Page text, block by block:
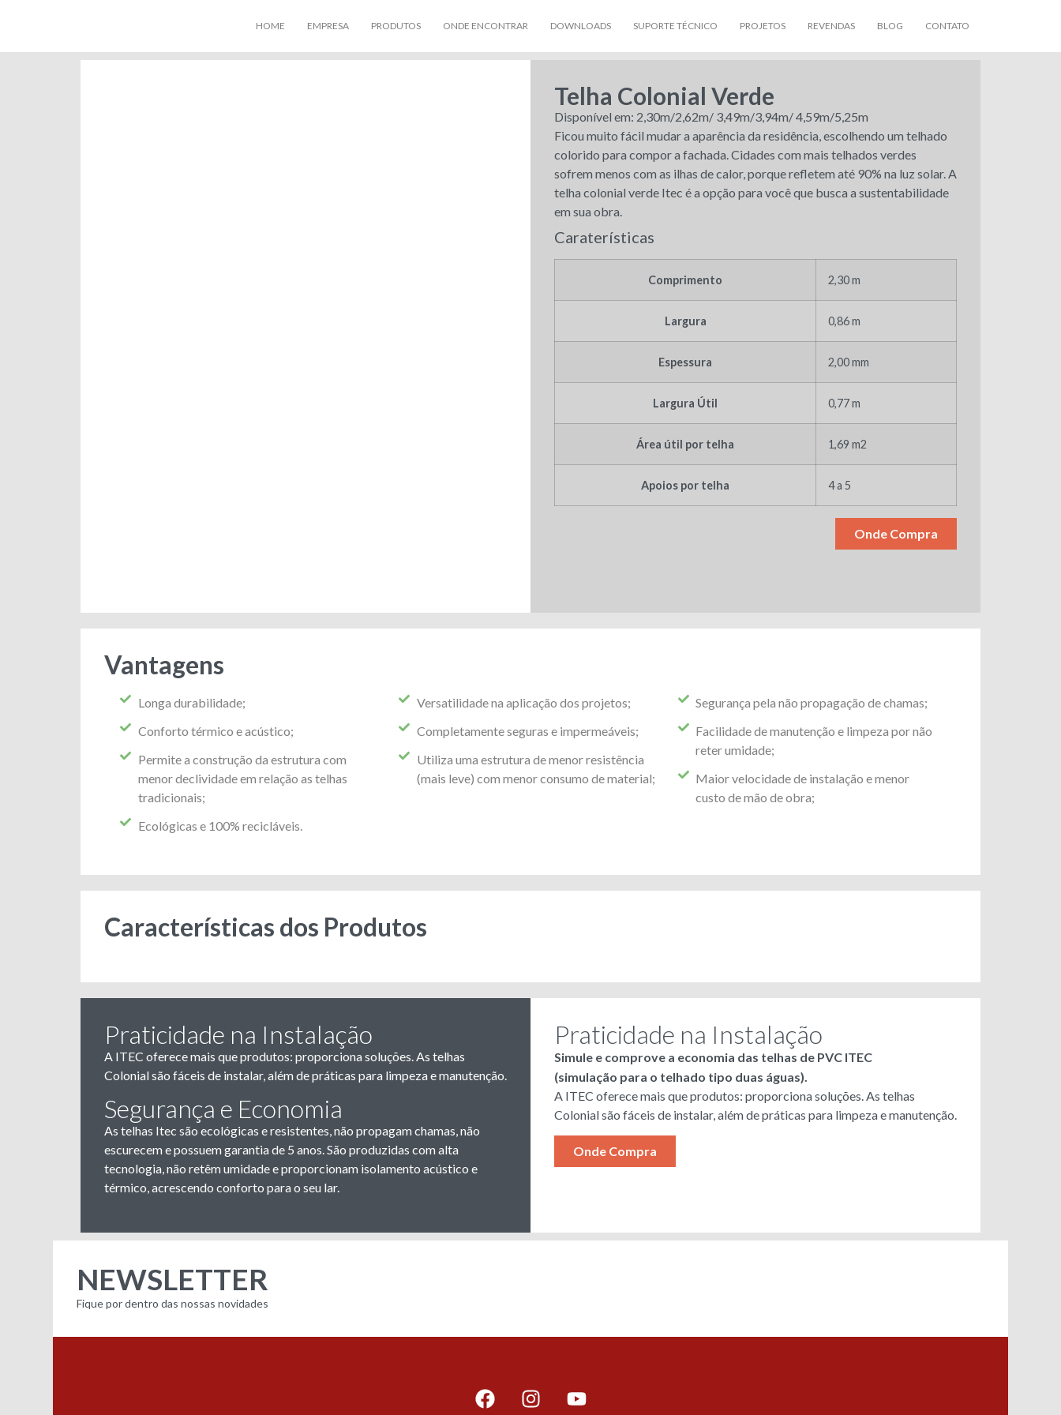
HOME EMPRESA PRODUTOS ONDE ENCONTRAR DOWNLOADS SUPORTE TÉCNICO PROJETOS REVENDAS BLOG CONTATO
Telha Colonial Verde
Disponível em: 2,30m/2,62m/ 3,49m/3,94m/ 4,59m/5,25m
Ficou muito fácil mudar a aparência da residência, escolhendo um telhado
colorido para compor a fachada. Cidades com mais telhados verdes
sofrem menos com as ilhas de calor, porque refletem até 90% na luz solar. A
telha colonial verde Itec é a opção para você que busca a sustentabilidade
em sua obra.
Caraterísticas
Comprimento 2,30 m
Largura 0,86 m
Espessura 2,00 mm
Largura Útil 0,77 m
Área útil por telha 1,69 m2
Apoios por telha 4 a 5
Onde Compra
Vantagens
Longa durabilidade;
Conforto térmico e acústico;
Permite a construção da estrutura com
menor declividade em relação as telhas
tradicionais;
Ecológicas e 100% recicláveis.
Versatilidade na aplicação dos projetos;
Completamente seguras e impermeáveis;
Utiliza uma estrutura de menor resistência
(mais leve) com menor consumo de material;
Segurança pela não propagação de chamas;
Facilidade de manutenção e limpeza por não
reter umidade;
Maior velocidade de instalação e menor
custo de mão de obra;
Características dos Produtos
Praticidade na Instalação
A ITEC oferece mais que produtos: proporciona soluções. As telhas
Colonial são fáceis de instalar, além de práticas para limpeza e manutenção.
Segurança e Economia
As telhas Itec são ecológicas e resistentes, não propagam chamas, não
escurecem e possuem garantia de 5 anos. São produzidas com alta
tecnologia, não retêm umidade e proporcionam isolamento acústico e
térmico, acrescendo conforto para o seu lar.
Praticidade na Instalação
Simule e comprove a economia das telhas de PVC ITEC
(simulação para o telhado tipo duas águas).
A ITEC oferece mais que produtos: proporciona soluções. As telhas
Colonial são fáceis de instalar, além de práticas para limpeza e manutenção.
Onde Compra
NEWSLETTER
Fique por dentro das nossas novidades